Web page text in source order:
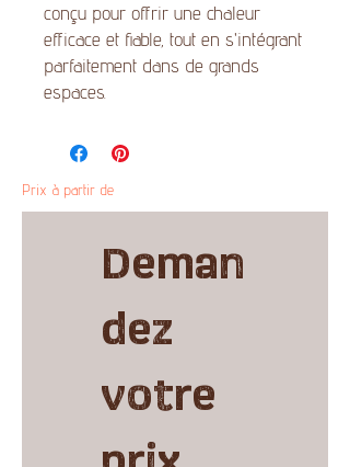
conçu pour offrir une chaleur
efficace et fiable, tout en s'intégrant
parfaitement dans de grands
espaces.
Prix à partir de
Deman
dez
votre